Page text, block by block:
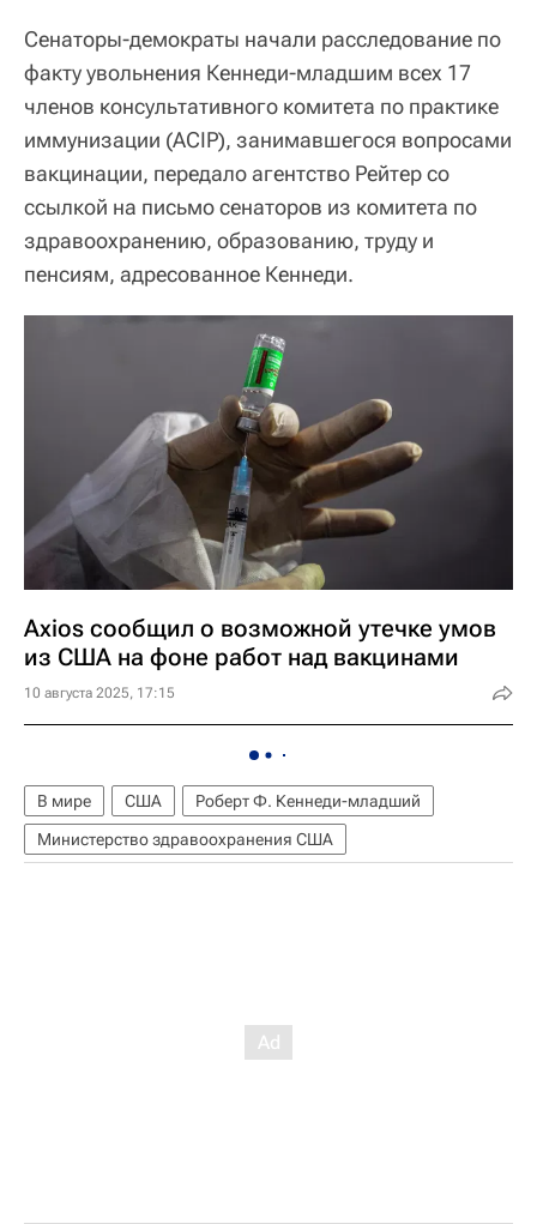
Сенаторы-демократы начали расследование по
факту увольнения Кеннеди-младшим всех 17
членов консультативного комитета по практике
иммунизации (ACIP), занимавшегося вопросами
вакцинации, передало агентство Рейтер со
ссылкой на письмо сенаторов из комитета по
здравоохранению, образованию, труду и
пенсиям, адресованное Кеннеди.
Axios сообщил о возможной утечке умов
из США на фоне работ над вакцинами
10 августа 2025, 17:15
В мире США
Роберт Ф. Кеннеди-младший
Министерство здравоохранения США